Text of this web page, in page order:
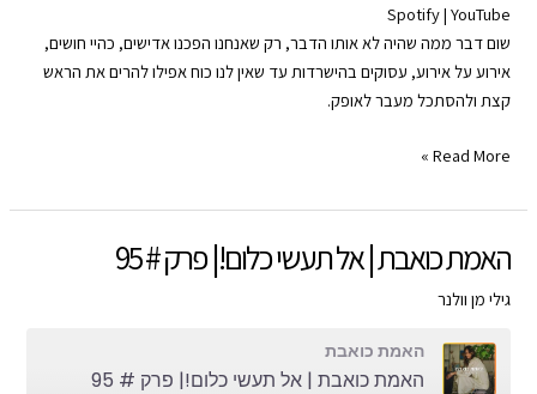
Amazon
Spotify
SHARE
LINK
Spotify| YouTube
שום דבר ממה שהיה לא אותו הדבר, רק שאנחנו הפכנו אדישים, כהיי חושים,
אירוע על אירוע, עסוקים בהישרדות עד שאין לנו כוח אפילו להרים את הראש
קצת ולהסתכל מעבר לאופק.
האמת
|
שקר
ומה
פרק
Read More »
האמת כואבת | אל תעשי כלום!| פרק # 95
גילי מן וולנר
האמת כואבת
האמת כואבת | אל תעשי כלום!| פרק # 95